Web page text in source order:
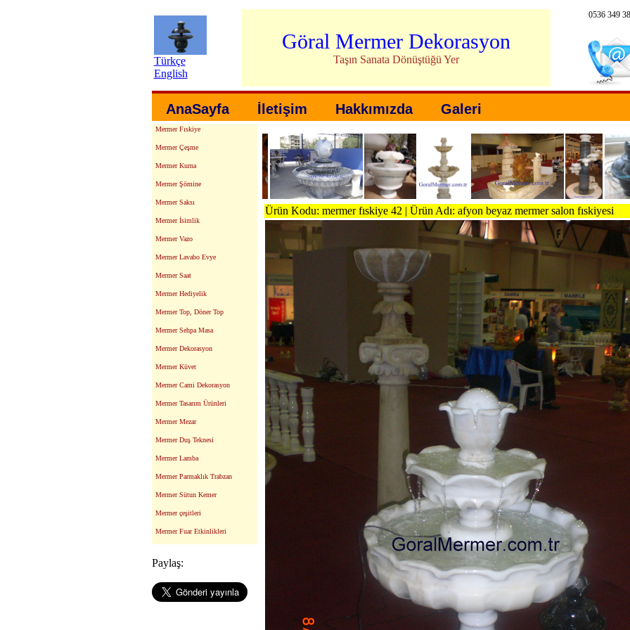
Türkçe
English
Göral Mermer Dekorasyon
Taşın Sanata Dönüştüğü Yer
0536 349
AnaSayfa İletişim Hakkımızda Galeri
Mermer Fıskiye
Mermer Çeşme
Mermer Kurna
Mermer Şömine
Mermer Saksı
Mermer İsimlik
Mermer Vazo
Mermer Lavabo Evye
Mermer Saat
Mermer Hediyelik
Mermer Top, Döner Top
Mermer Sehpa Masa
Mermer Dekorasyon
Mermer Küvet
Mermer Cami Dekorasyon
Mermer Tasarım Ürünleri
Mermer Mezar
Mermer Duş Teknesi
Mermer Lamba
Mermer Parmaklık Trabzan
Mermer Sütun Kemer
Mermer çeşitleri
Mermer Fuar Etkinlikleri
Paylaş:
Ürün Kodu: mermer fıskiye 42 | Ürün Adı: afyon beyaz mermer salon fıskiyesi